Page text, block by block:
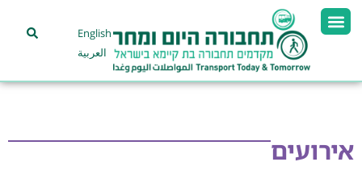
English
العربية
אירועים